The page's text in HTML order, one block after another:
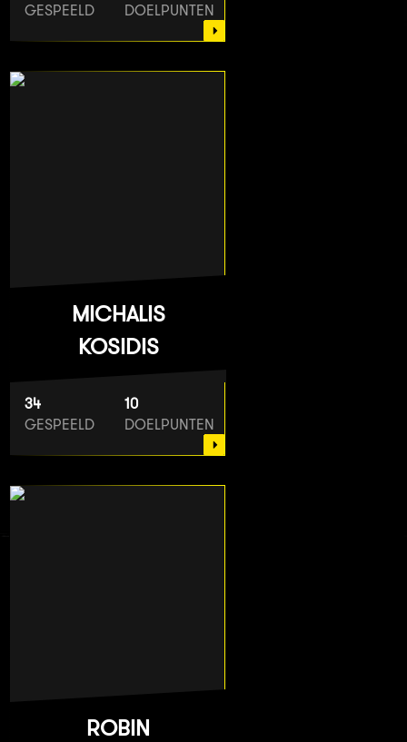
GESPEELD
DOELPUNTEN
MICHALIS
KOSIDIS
34
GESPEELD
10
DOELPUNTEN
ROBIN